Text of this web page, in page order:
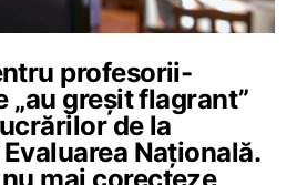
profesorii-
„au greșit flagrant”
de la
Națională.